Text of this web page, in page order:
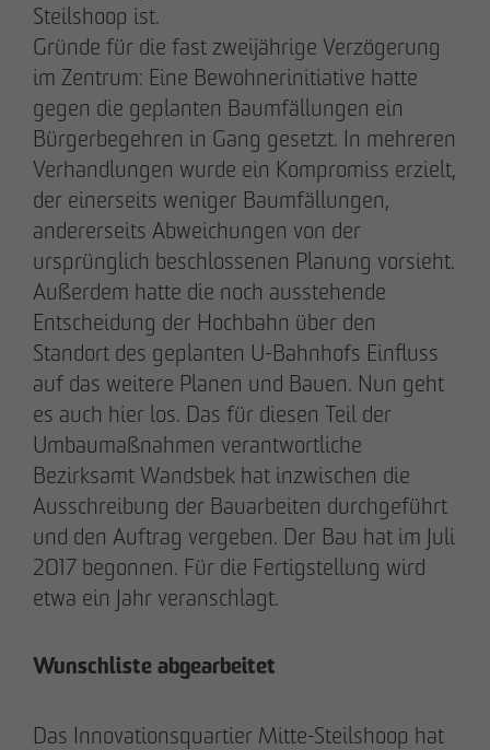
Steilshoop ist.
Gründe für die fast zweijährige Verzögerung
im Zentrum: Eine Bewohnerinitiative hatte
gegen die geplanten Baumfällungen ein
Bürgerbegehren in Gang gesetzt. In mehreren
Verhandlungen wurde ein Kompromiss erzielt,
der einerseits weniger Baumfällungen,
andererseits Abweichungen von der
ursprünglich beschlossenen Planung vorsieht.
Außerdem hatte die noch ausstehende
Entscheidung der Hochbahn über den
Standort des geplanten U-Bahnhofs Einfluss
auf das weitere Planen und Bauen. Nun geht
es auch hier los. Das für diesen Teil der
Umbaumaßnahmen verantwortliche
Bezirksamt Wandsbek hat inzwischen die
Ausschreibung der Bauarbeiten durchgeführt
und den Auftrag vergeben. Der Bau hat im Juli
2017 begonnen. Für die Fertigstellung wird
etwa ein Jahr veranschlagt.
Wunschliste abgearbeitet
Das Innovationsquartier Mitte-Steilshoop hat
Erik J. Schulze
Pressesprecher
Kommunikation & Marketing
eschulze @ otto-wulff.de
+49 173 7360070
Max Wedgbury
Kommunikationsreferent
Kommunikation & Marketing
mwedgbury
otto-wulff.de
+49 172 7311403
Nicol Weinzweig
Kommunikationsreferentin Intern
Kommunikation & Marketing
nweinzweig @otto-wulff.de
+49 173 1590689
Lisann Hessel-Matusek
Presse- und Öffentlichkeitsarbeit
Ihesselmatusek